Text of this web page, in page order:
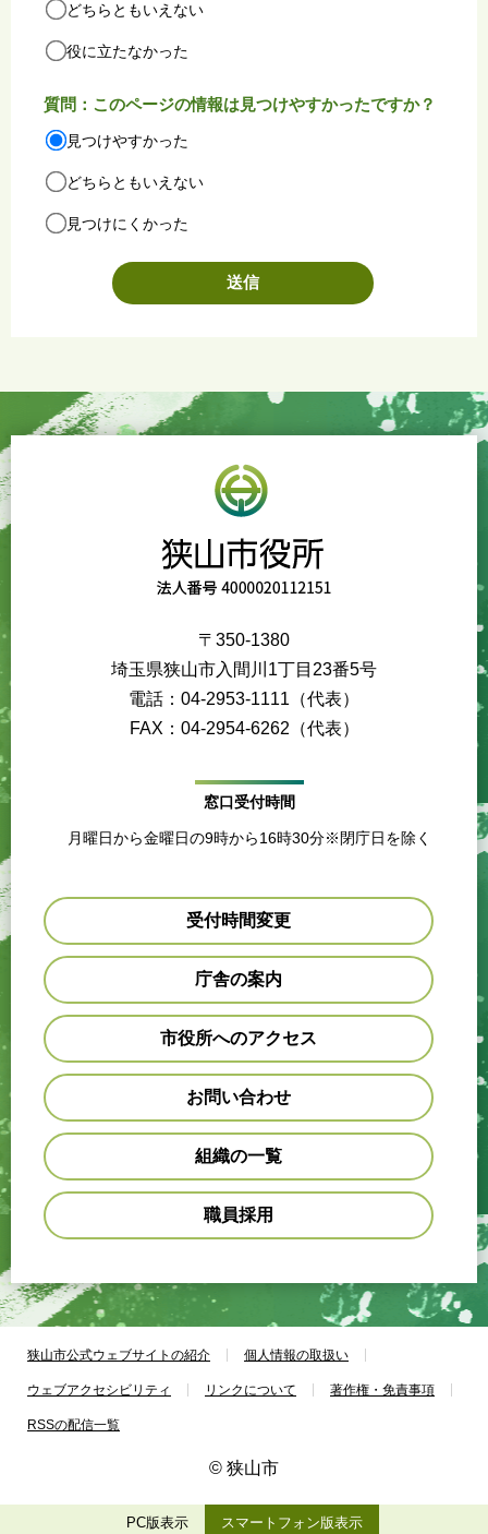
どちらともいえない
役に立たなかった
質問：このページの情報は見つけやすかったですか？
見つけやすかった
どちらともいえない
見つけにくかった
〒350-1380
埼玉県狭山市入間川1丁目23番5号
電話：04-2953-1111（代表）
FAX：04-2954-6262（代表）
窓口受付時間
月曜日から金曜日の9時から16時30分※閉庁日を除く
受付時間変更
庁舎の案内
市役所へのアクセス
お問い合わせ
組織の一覧
職員採用
狭山市公式ウェブサイトの紹介 個人情報の取扱い
ウェブアクセシビリティ リンクについて 著作権・免責事項
RSSの配信一覧
© 狭山市
PC版表示 スマートフォン版表示